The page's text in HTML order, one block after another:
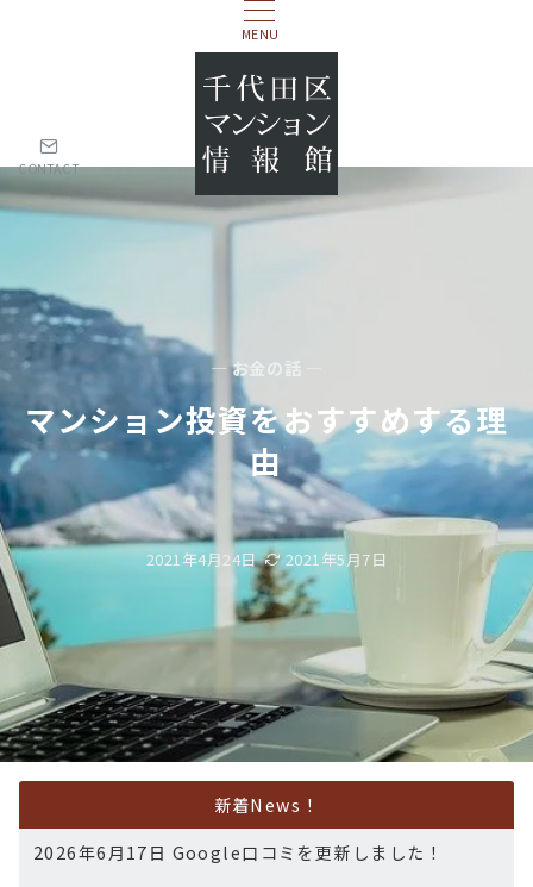
MENU
CONTACT
— お金の話 —
マンション投資をおすすめする理
由
2021年4月24日 2021年5月7日
新着News！
2026年6月17日 Google口コミを更新しました！